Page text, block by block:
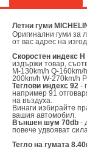
Летни гуми
Оригинални гуми за
от вас адрес на
Скоростен индекс H
издържи товар,
M-130km/h Q-160km/
200km/h W-270km/h
Теглови индекс 92 -
например 91
на въздуха.
Винаги избирайте
вашия автомобил.
Външен шум 70db -
повече удвояват
Тегло на гумата